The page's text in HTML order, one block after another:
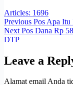
Articles: 1696
Previous Pos Apa Itu
Next Pos Dana Rp
DTP
Leave a
Alamat email Anda